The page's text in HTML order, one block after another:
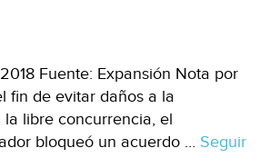
Fuente: Expansión Nota por
fin de evitar daños a la
libre concurrencia, el
bloqueó un acuerdo … Seguir